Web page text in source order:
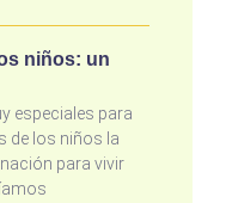
niños: un
especiales para
de los niños la
para vivir